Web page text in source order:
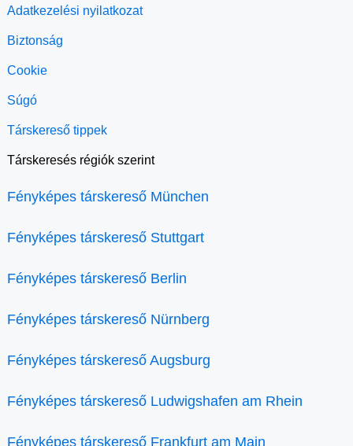
Adatkezelési nyilatkozat
Biztonság
Cookie
Súgó
Társkereső tippek
Társkeresés régiók szerint
Fényképes társkereső München
Fényképes társkereső Stuttgart
Fényképes társkereső Berlin
Fényképes társkereső Nürnberg
Fényképes társkereső Augsburg
Fényképes társkereső Ludwigshafen am Rhein
Fényképes társkereső Frankfurt am Main